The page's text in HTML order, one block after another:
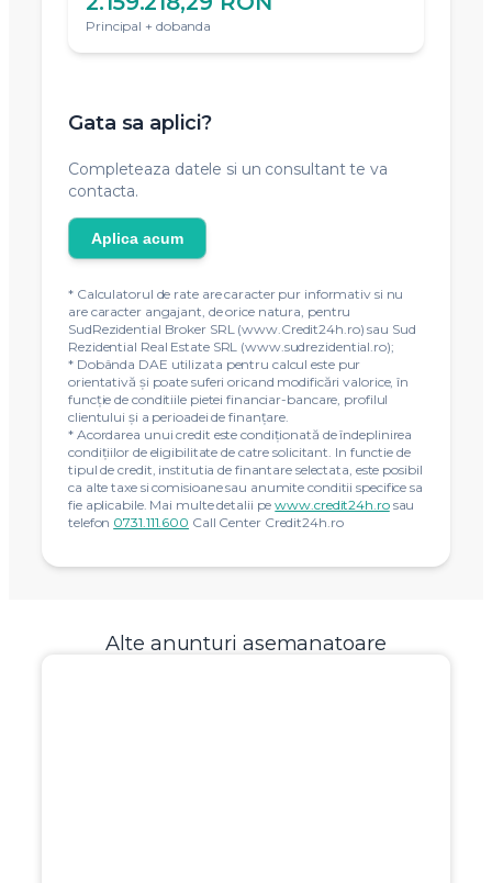
Principal + dobanda
Gata sa aplici?
Completeaza datele si un consultant te va
contacta.
Aplica acum
* Calculatorul de rate are caracter pur informativ si nu
are caracter angajant, de orice natura, pentru
SudRezidential Broker SRL (www.Credit24h.ro) sau Sud
Rezidential Real Estate SRL (www.sudrezidential.ro);
* Dobânda DAE utilizata pentru calcul este pur
orientativă și poate suferi oricand modificări valorice, în
funcție de conditiile pietei financiar-bancare, profilul
clientului și a perioadei de finanțare.
* Acordarea unui credit este condiţionată de îndeplinirea
condiţiilor de eligibilitate de catre solicitant. In functie de
tipul de credit, institutia de finantare selectata, este posibil
ca alte taxe si comisioane sau anumite conditii specifice sa
fie aplicabile. Mai multe detalii pewww.credit24h.rosau
telefon 0731.111.600 Call Center Credit24h.ro
Alte anunturi asemanatoare